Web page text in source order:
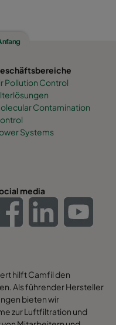
Pollution Control
Contamination
Systems
media
hilft Camfil den
Als führender Hersteller
bieten wir
zur Luftfiltration und